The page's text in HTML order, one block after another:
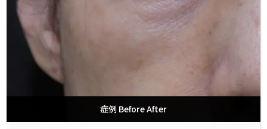
症例 Before After